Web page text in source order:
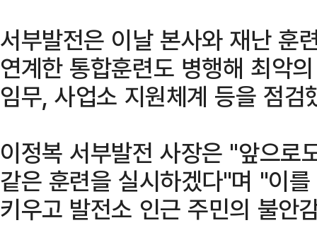
서부발전은 이날 본사와 재난 훈
연계한 통합훈련도 병행해 최악
임무, 사업소 지원체계 등을 점검
이정복 서부발전 사장은 "앞으로
같은 훈련을 실시하겠다"며 "이
키우고 발전소 인근 주민의 불안